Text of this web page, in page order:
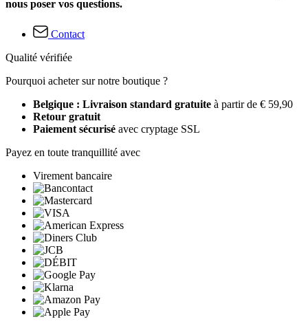
nous poser vos questions.
Contact
Qualité vérifiée
Pourquoi acheter sur notre boutique ?
Belgique : Livraison standard gratuite à partir de € 59,90
Retour gratuit
Paiement sécurisé avec cryptage SSL
Payez en toute tranquillité avec
Virement bancaire